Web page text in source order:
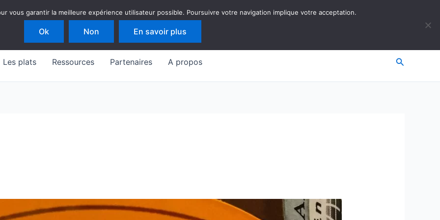
Les plats Ressources Partenaires A propos
vous garantir la meilleure expérience utilisateur possible. Poursuivre votre navigation implique votre acceptation.
Ok Non En savoir plus